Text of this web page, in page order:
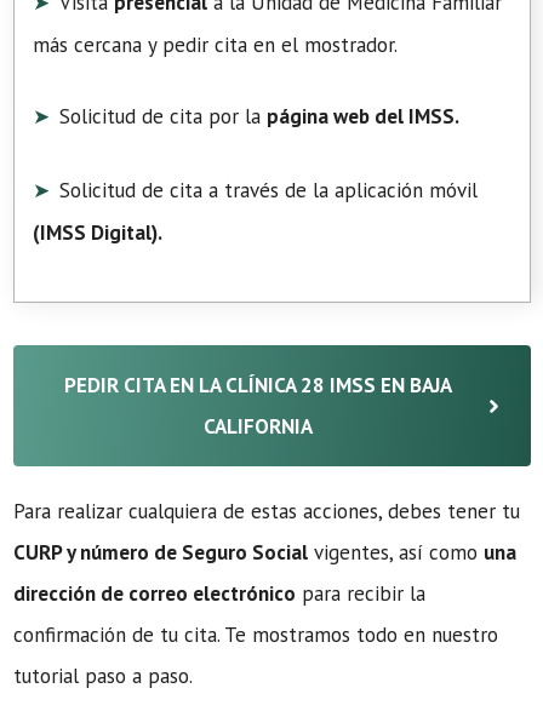
más cercana y pedir cita en el mostrador.
Solicitud de cita por la página web del IMSS.
Solicitud de cita a través de la aplicación móvil
(IMSS Digital).
PEDIR CITA EN LA CLÍNICA 28 IMSS EN BAJA
CALIFORNIA
Para realizar cualquiera de estas acciones, debes tener tu
CURP y número de Seguro Social vigentes, así como una
dirección de correo electrónico para recibir la
confirmación de tu cita. Te mostramos todo en nuestro
tutorial paso a paso.